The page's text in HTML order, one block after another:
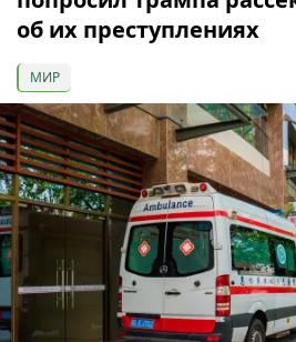
об их преступлениях
МИР